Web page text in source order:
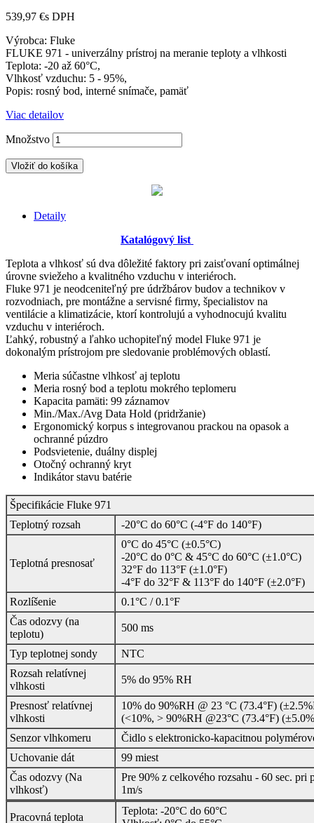
539,97 €s DPH
Výrobca: Fluke
FLUKE 971 - univerzálny prístroj na meranie teploty a vlhkosti
Teplota: -20 až 60°C,
Vlhkosť vzduchu: 5 - 95%,
Popis: rosný bod, interné snímače, pamäť
Viac detailov
Množstvo
Vložiť do košíka
Detaily
Katalógový list
Teplota a vlhkosť sú dva dôležité faktory pri zaisťovaní optimálnej
úrovne sviežeho a kvalitného vzduchu v interiéroch.
Fluke 971 je neodceniteľný pre údržbárov budov a technikov v
rozvodniach, pre montážne a servisné firmy, špecialistov na
ventilácie a klimatizácie, ktorí kontrolujú a vyhodnocujú kvalitu
vzduchu v interiéroch.
Ľahký, robustný a ľahko uchopiteľný model Fluke 971 je
dokonalým prístrojom pre sledovanie problémových oblastí.
Meria súčastne vlhkosť aj teplotu
Meria rosný bod a teplotu mokrého teplomeru
Kapacita pamäti: 99 záznamov
Min./Max./Avg Data Hold (pridržanie)
Ergonomický korpus s integrovanou prackou na opasok a
ochranné púzdro
Podsvietenie, duálny displej
Otočný ochranný kryt
Indikátor stavu batérie
Špecifikácie Fluke 971
Teplotný rozsah
-20°C do 60°C (-4°F do 140°F)
Teplotná presnosať
0°C do 45°C (±0.5°C)
-20°C do 0°C & 45°C do 60°C (±1.0°C)
32°F do 113°F (±1.0°F)
-4°F do 32°F & 113°F do 140°F (±2.0°F)
Rozlíšenie
0.1°C / 0.1°F
Čas odozvy (na
teplotu)
500 ms
Typ teplotnej sondy
NTC
Rozsah relatívnej
vlhkosti
5% do 95% RH
Presnosť relatívnej
vlhkosti
10% do 90%RH @ 23 °C (73.4°F)
(<10%, > 90%RH @23°C (73.4°F)
Senzor vlhkomeru
Čidlo s elektronicko-kapacitnou
Uchovanie dát
99 miest
Čas odozvy (Na
vlhkosť)
Pre 90% z celkového rozsahu - 60 sec. pri
1m/s
Pracovná teplota
Teplota: -20°C do 60°C